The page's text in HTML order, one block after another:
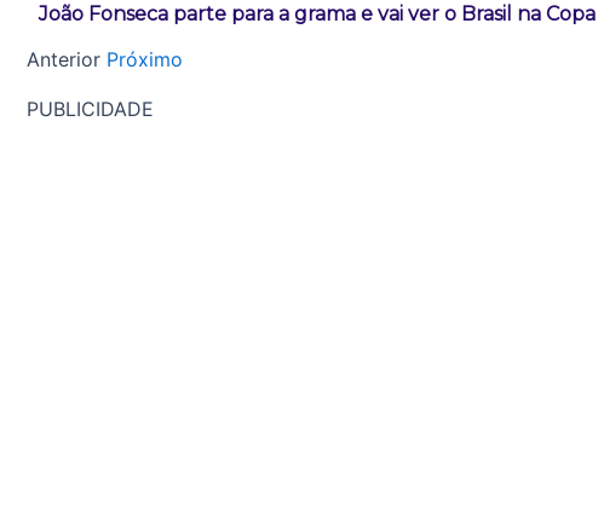
João Fonseca parte para a grama e vai ver o Brasil na
Anterior Próximo
PUBLICIDADE